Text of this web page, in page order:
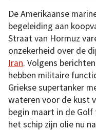
De Amerikaanse
begeleiding aan
Straat van Hormuz
onzekerheid over de
Iran. Volgens
hebben militaire
Griekse supertanker
wateren voor de kust
begin maart in de
het schip zijn olie nu